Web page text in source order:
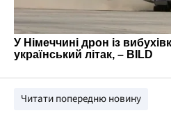
Читати попередню новину